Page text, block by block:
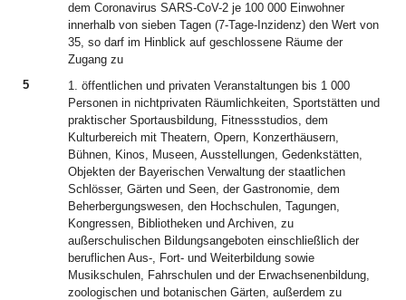
dem Coronavirus SARS-CoV-2 je 100 000 Einwohner
innerhalb von sieben Tagen (7-Tage-Inzidenz) den Wert von
35, so darf im Hinblick auf geschlossene Räume der
Zugang zu
5
1. öffentlichen und privaten Veranstaltungen bis 1 000
Personen in nichtprivaten Räumlichkeiten, Sportstätten und
praktischer Sportausbildung, Fitnessstudios, dem
Kulturbereich mit Theatern, Opern, Konzerthäusern,
Bühnen, Kinos, Museen, Ausstellungen, Gedenkstätten,
Objekten der Bayerischen Verwaltung der staatlichen
Schlösser, Gärten und Seen, der Gastronomie, dem
Beherbergungswesen, den Hochschulen, Tagungen,
Kongressen, Bibliotheken und Archiven, zu
außerschulischen Bildungsangeboten einschließlich der
beruflichen Aus-, Fort- und Weiterbildung sowie
Musikschulen, Fahrschulen und der Erwachsenenbildung,
zoologischen und botanischen Gärten, außerdem zu